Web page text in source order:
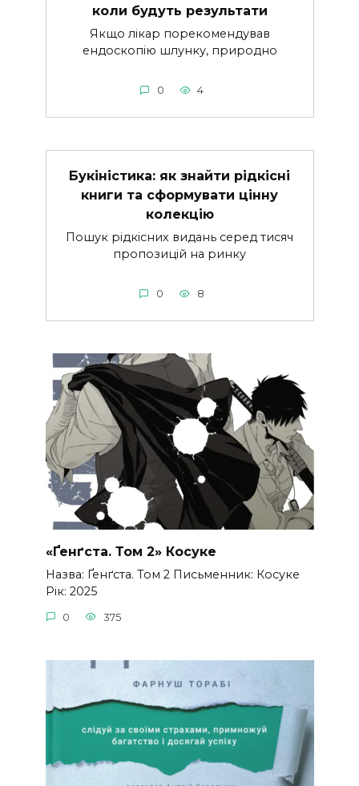
коли будуть результати
Якщо лікар порекомендував
ендоскопію шлунку, природно
0 4
Букіністика: як знайти рідкісні
книги та сформувати цінну
колекцію
Пошук рідкісних видань серед тисяч
пропозицій на ринку
0 8
«Ґенґста. Том 2» Косуке
Назва: Ґенґста. Том 2 Письменник: Косуке
Рік: 2025
0 375